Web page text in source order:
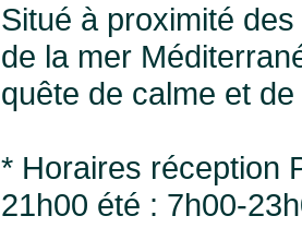
Situé à proximité
de la mer
quête de calme et
* Horaires réception
21h00 été : 7h00-